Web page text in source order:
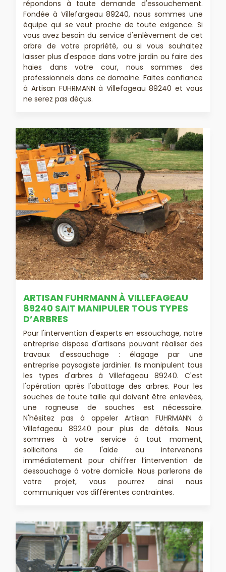
répondons à toute demande d'essouchement.
Fondée à Villefargeau 89240, nous sommes une
équipe qui se veut proche de toute exigence. Si
vous avez besoin du service d'enlèvement de cet
arbre de votre propriété, ou si vous souhaitez
laisser plus d'espace dans votre jardin ou faire des
haies dans votre cour, nous sommes des
professionnels dans ce domaine. Faites confiance
à Artisan FUHRMANN à Villefageau 89240 et vous
ne serez pas déçus.
ARTISAN FUHRMANN À VILLEFAGEAU
89240 SAIT MANIPULER TOUS TYPES
D’ARBRES
Pour l'intervention d'experts en essouchage, notre
entreprise dispose d'artisans pouvant réaliser des
travaux d'essouchage : élagage par une
entreprise paysagiste jardinier. Ils manipulent tous
les types d'arbres à Villefageau 89240. C'est
l'opération après l'abattage des arbres. Pour les
souches de toute taille qui doivent être enlevées,
une rogneuse de souches est nécessaire.
N'hésitez pas à appeler Artisan FUHRMANN à
Villefageau 89240 pour plus de détails. Nous
sommes à votre service à tout moment,
sollicitons de l'aide ou intervenons
immédiatement pour chiffrer l’intervention de
dessouchage à votre domicile. Nous parlerons de
votre projet, vous pourrez ainsi nous
communiquer vos différentes contraintes.